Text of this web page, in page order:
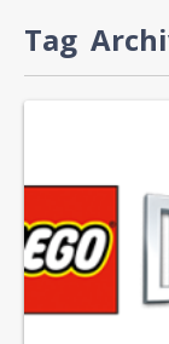
Tag